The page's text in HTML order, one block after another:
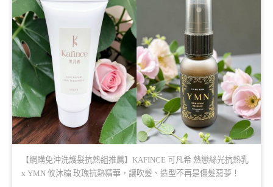
【網購免沖洗護髮抗熱組推薦】KAFINCE 可凡希 熱戀絲光抗熱乳
x YMN 攸沐橣 玫瑰抗熱精華，讓吹髮、造型不再是傷髮惡夢！